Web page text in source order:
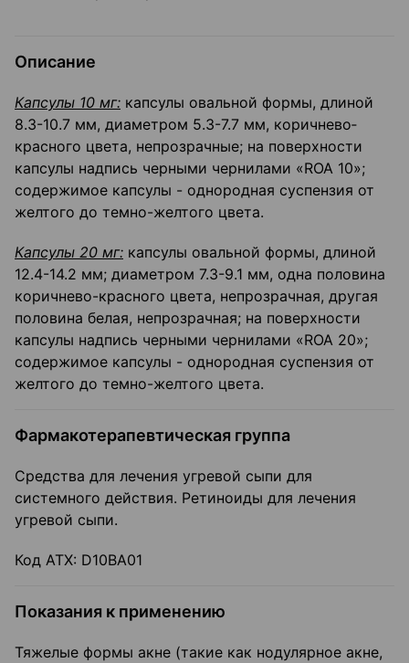
Описание
Капсулы 10 мг: капсулы овальной формы, длиной
8.3-10.7 мм, диаметром 5.3-7.7 мм, коричнево­
красного цвета, непрозрачные; на поверхности
капсулы надпись черными чернилами «ROA 10»;
содержимое капсулы - однородная суспензия от
желтого до темно-желтого цвета.
Капсулы 20 мг: капсулы овальной формы, длиной
12.4-14.2 мм; диаметром 7.3-9.1 мм, одна половина
коричнево-красного цвета, непрозрачная, другая
половина белая, непрозрачная; на поверхности
капсулы надпись черными чернилами «ROA 20»;
содержимое капсулы - однородная суспензия от
желтого до темно-желтого цвета.
Фармакотерапевтическая группа
Средства для лечения угревой сыпи для
системного действия. Ретиноиды для лечения
угревой сыпи.
Код ATX: D10ВА01
Показания к применению
Тяжелые формы акне (такие как нодулярное акне,